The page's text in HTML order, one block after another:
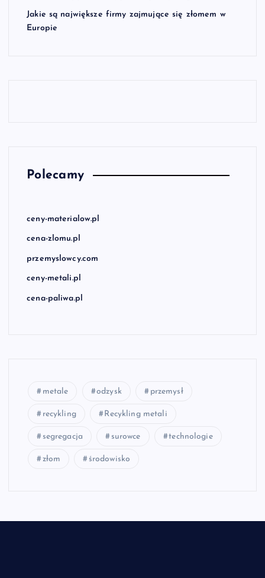
Jakie są największe firmy zajmujące się złomem w
Europie
Polecamy
ceny-materialow.pl
cena-zlomu.pl
przemyslowcy.com
ceny-metali.pl
cena-paliwa.pl
metale odzysk przemysł
recykling Recykling metali
segregacja surowce technologie
złom środowisko